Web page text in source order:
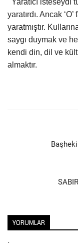
Yaratıcı isteseydi
yaratırdı. Ancak
yaratmıştır.
saygı duymak ve
kendi din, dil ve
almaktır.
YORUMLAR